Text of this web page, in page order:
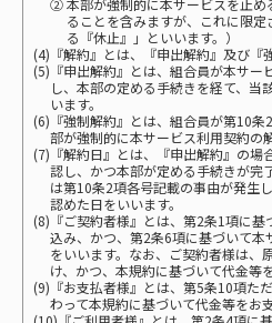
ることを含みますが、これに限
る『休止』」といいます。）
(4)『解約』とは、『申出解約』及び『
(5)『申出解約』とは、組合員が本サー
し、本部の定める手続きを経て、当
います。
(6)『強制解約』とは、組合員が第10
部が強制的に本サービス利用契約の
(7)『解約日』とは、『申出解約』の場
認し、かつ本部が定める手続きが完
は第10条2項各号記載の事由が発生
認めた日をいいます。
(8)『ご契約者様』とは、第2条1項に
込み、かつ、第2条6項に基づいて
をいいます。なお、ご契約者様は、
け、かつ、本規約に基づいて代金等
(9)『お支払者様』とは、第5条10項た
わって本規約に基づいて代金等をお